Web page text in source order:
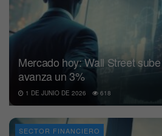
Mercado hoy: Wall Street
avanza un 3%
1 DE JUNIO DE 2026 618
SECTOR FINANCIERO